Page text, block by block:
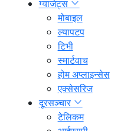
ग्याजेट्स
मोबाइल
ल्यापटप
टिभी
स्मार्टवाच
होम अप्लाइन्सेस
एक्सेसरिज
दूरसञ्चार
टेलिकम